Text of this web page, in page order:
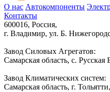
О нас Автокомпоненты
Контакты
600016, Россия,
г. Владимир, ул. Б.
Завод Силовых Агрегатов:
Самарская область, с. Русская
Завод Климатических систем:
Самарская область, г.